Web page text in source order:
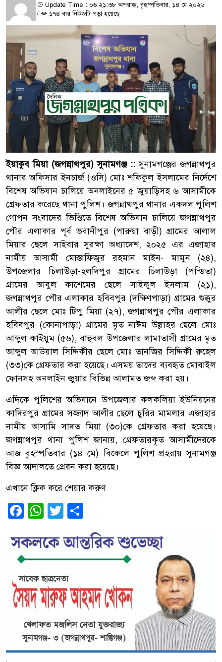
Update Time : ০৬:২১:৩৮ অপরাহ্ন, বৃহস্পতিবার, ১৪ মে ২০২৬
/
১৭৪ বার নিউজটি পড়া হয়েছে
ইয়াকুব মিয়া (জগন্নাথপুর) সুনামগঞ্জ :: সুনামগঞ্জের জগন্নাথপুর
থানার অফিসার ইনচার্জ (ওসি) মোঃ শফিকুল ইসলামের নির্দেশে
বিশেষ অভিযান চালিয়ে অনলাইনের ৫ জুয়াড়িসহ ৬ আসামীকে
গ্রেফতার করেছে থানা পুলিশ। জগন্নাথপুর থানার একদল পুলিশ
গোপন সংবাদের ভিত্তিতে বিশেষ অভিযান চালিয়ে জগন্নাথপুর
পৌর এলাকার পূর্ব ভবানীপুর (পারুয়া বাড়ী) গ্রামের আলাল
মিয়ার ছেলে সাইবার সুরক্ষা অধ্যাদেশ, ২০২৫ এর এজাহার
নামীয় আসামী মোস্তাফিজুর রহমান মাইন- মামুন (২৪),
উপজেলার চিলাউড়া-হলদিপুর গ্রামের চিলাউড়া (পন্ডিতা)
গ্রামের আবুল কাশেমের ছেলে সাইফুল ইসলাম (২১),
জগন্নাথপুর পৌর এলাকার হবিবপুর (দক্ষিণপাড়া) গ্রামের শুক্কুর
আলীর ছেলে মোঃ টিপু মিয়া (২৭), জগন্নাথপুর পৌর এলাকার
হবিবপুর (কোনাপাড়া) গ্রামের মৃত নাঈম উল্লাহর ছেলে মোঃ
আব্দুল কাইয়ুম (৫৬), বাহুবল উপজেলার লামাতাসী গ্রামের মৃত
আব্দুল আউয়াল সিদ্দিকীর ছেলে মোঃ তানজির সিদ্দিকী রুহেল
(৩৩)কে গ্রেফতার করা হয়েছে। এসময় তাদের ব্যবহৃত মোবাইল
ফোনসহ অনলাইন জুয়ার বিভিন্ন আলামত জব্দ করা হয়।
এদিকে পুলিশের অভিযানে উপজেলার কলকলিয়া ইউনিয়নের
কাদিরপুর গ্রামের সজ্জাদ আলীর ছেলে চুরির মামলার এজাহার
নামীয় আসামি সাদত মিয়া (৩০)কে গ্রেফতার করা হয়েছে।
জগন্নাথপুর থানা পুলিশ জানায়, গ্রেফতারকৃত আসামীদেরকে
আজ বৃহস্পতিবার (১৪ মে) বিকেলে পুলিশ প্রহরায় সুনামগঞ্জ
বিজ্ঞ আদালতে প্রেরন করা হয়েছে।
এখানে ক্লিক করে শেয়ার করুণ
Facebook
WhatsApp
Twitter